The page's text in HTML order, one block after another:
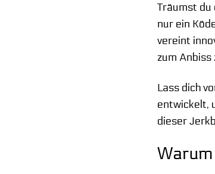
Träumst du
nur ein
vereint
zum Anbiss
Lass dich
entwickelt,
dieser